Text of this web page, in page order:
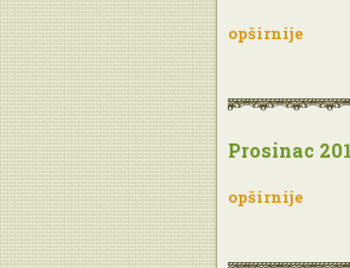
opširnije
Prosinac
opširnije